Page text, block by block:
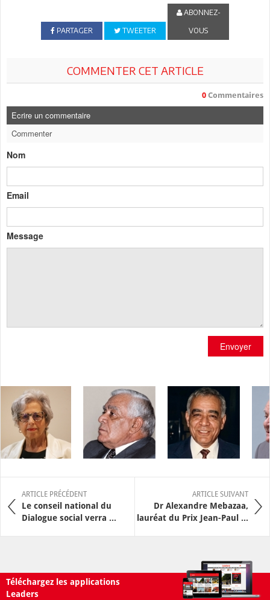
PARTAGER TWEETER
ABONNEZ-
VOUS
COMMENTER CET ARTICLE
0 Commentaires
Ecrire un commentaire
Commenter
Nom
Email
Message
Envoyer
ARTICLE PRÉCÉDENT
Le conseil national du
Dialogue social verra ...
ARTICLE SUIVANT
Dr Alexandre Mebazaa,
lauréat du Prix Jean-Paul ...
Téléchargez les applications
Leaders